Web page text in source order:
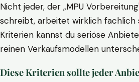
Nicht jeder, der „MPU
schreibt, arbeitet wirklich fachlich
Kriterien kannst du seriöse
reinen Verkaufsmodellen
Diese Kriterien sollte jeder